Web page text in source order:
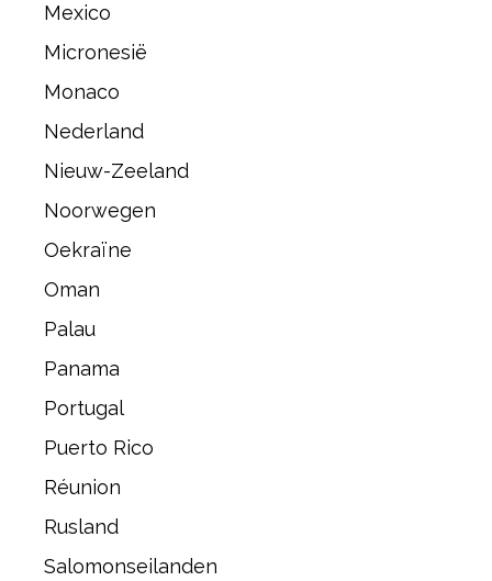
Mexico
Micronesië
Monaco
Nederland
Nieuw-Zeeland
Noorwegen
Oekraïne
Oman
Palau
Panama
Portugal
Puerto Rico
Réunion
Rusland
Salomonseilanden